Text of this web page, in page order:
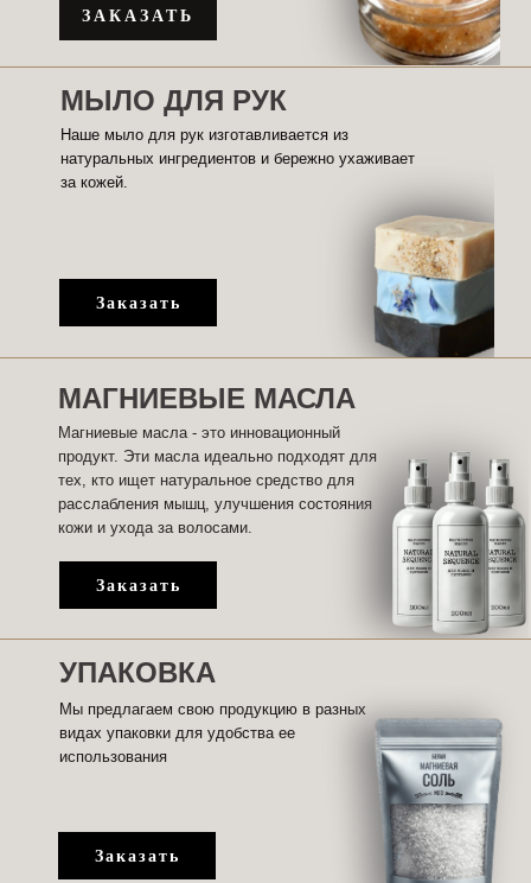
ЗАКАЗАТЬ
Мы предлагаем свою продукцию в разных
видах упаковки для удобства ее
использования
УПАКОВКА
Магниевые масла - это инновационный
продукт. Эти масла идеально подходят для
тех, кто ищет натуральное средство для
расслабления мышц, улучшения состояния
кожи и ухода за волосами.
МАГНИЕВЫЕ МАСЛА
Наше мыло для рук изготавливается из
натуральных ингредиентов и бережно ухаживает
за кожей.
МЫЛО ДЛЯ РУК
Заказать
Заказать
Заказать